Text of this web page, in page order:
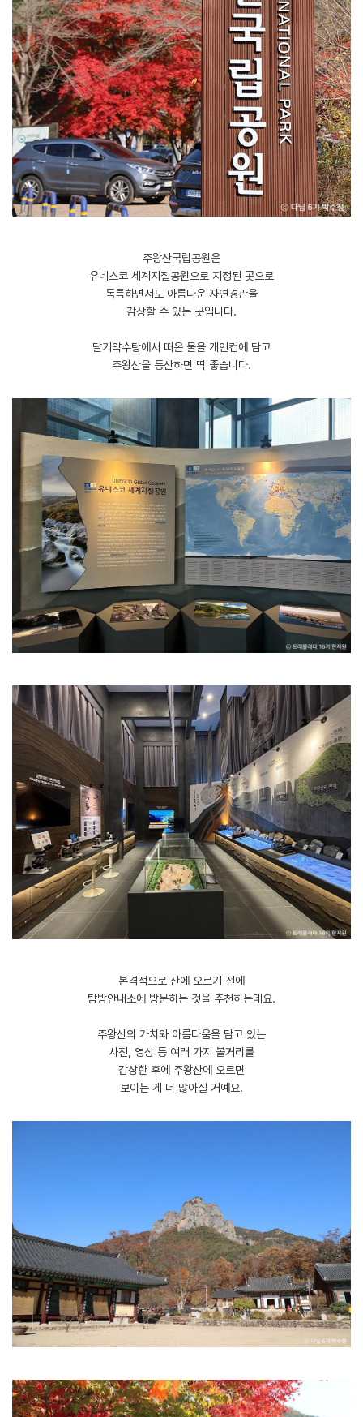
주왕산국립공원은
유네스코 세계지질공원으로 지정된 곳으로
독특하면서도 아름다운 자연경관을
감상할 수 있는 곳입니다.
​달기약수탕에서 떠온 물을 개인컵에 담고
주왕산을 등산하면 딱 좋습니다.
본격적으로 산에 오르기 전에
탐방안내소에 방문하는 것을 추천하는데요.
​주왕산의 가치와 아름다움을 담고 있는
사진, 영상 등 여러 가지 볼거리를
감상한 후에 주왕산에 오르면
보이는 게 더 많아질 거예요.